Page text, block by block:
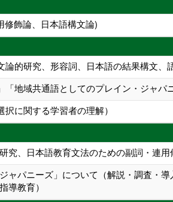
修飾論、日本語構文論)
的研究、形容詞、日本語の結果構文、
地域共通語としてのプレイン・ジャ
に関する学習者の理解）
究、日本語教育文法のための副詞・連
ャパニーズ」について（解説・調査・
導教育）